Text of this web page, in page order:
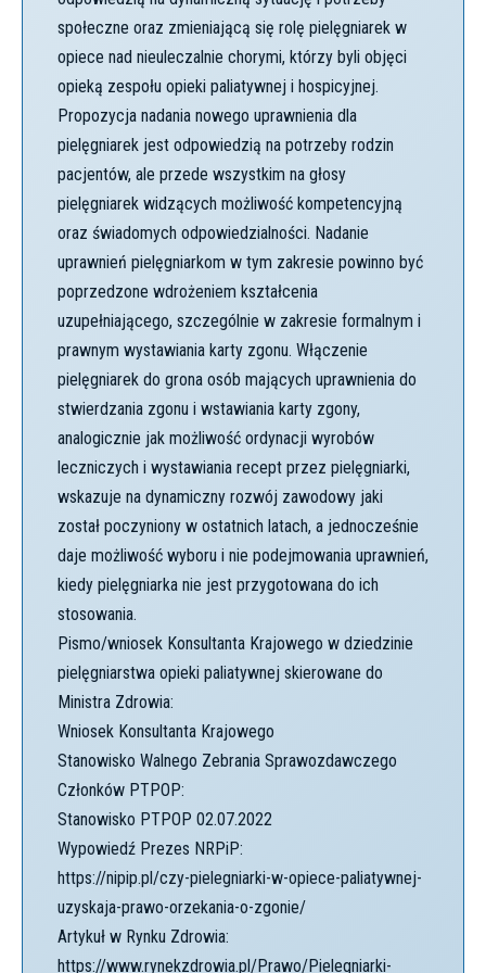
społeczne oraz zmieniającą się rolę pielęgniarek w
opiece nad nieuleczalnie chorymi, którzy byli objęci
opieką zespołu opieki paliatywnej i hospicyjnej.
Propozycja nadania nowego uprawnienia dla
pielęgniarek jest odpowiedzią na potrzeby rodzin
pacjentów, ale przede wszystkim na głosy
pielęgniarek widzących możliwość kompetencyjną
oraz świadomych odpowiedzialności. Nadanie
uprawnień pielęgniarkom w tym zakresie powinno być
poprzedzone wdrożeniem kształcenia
uzupełniającego, szczególnie w zakresie formalnym i
prawnym wystawiania karty zgonu. Włączenie
pielęgniarek do grona osób mających uprawnienia do
stwierdzania zgonu i wstawiania karty zgony,
analogicznie jak możliwość ordynacji wyrobów
leczniczych i wystawiania recept przez pielęgniarki,
wskazuje na dynamiczny rozwój zawodowy jaki
został poczyniony w ostatnich latach, a jednocześnie
daje możliwość wyboru i nie podejmowania uprawnień,
kiedy pielęgniarka nie jest przygotowana do ich
stosowania.
Pismo/wniosek Konsultanta Krajowego w dziedzinie
pielęgniarstwa opieki paliatywnej skierowane do
Ministra Zdrowia:
Wniosek Konsultanta Krajowego
Stanowisko Walnego Zebrania Sprawozdawczego
Członków PTPOP:
Stanowisko PTPOP 02.07.2022
Wypowiedź Prezes NRPiP:
https://nipip.pl/czy-pielegniarki-w-opiece-paliatywnej-
uzyskaja-prawo-orzekania-o-zgonie/
Artykuł w Rynku Zdrowia:
https://www.rynekzdrowia.pl/Prawo/Pielegniarki-